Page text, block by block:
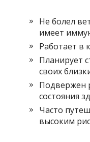
Не болел
имеет
Работает в
Планирует
своих
Подвержен
состояния
Часто
высоким